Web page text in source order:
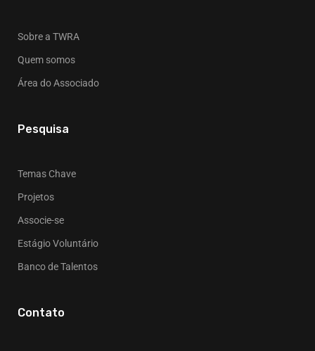
Sobre a TWRA
Quem somos
Área do Associado
Pesquisa
Temas Chave
Projetos
Associe-se
Estágio Voluntário
Banco de Talentos
Contato